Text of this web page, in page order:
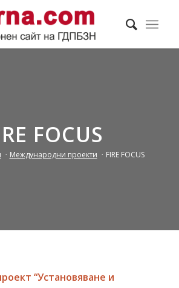
FOCUS
/ Международни проекти / FIRE FOCUS
“Установяване и